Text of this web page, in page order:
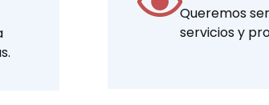
Queremos
servicios y